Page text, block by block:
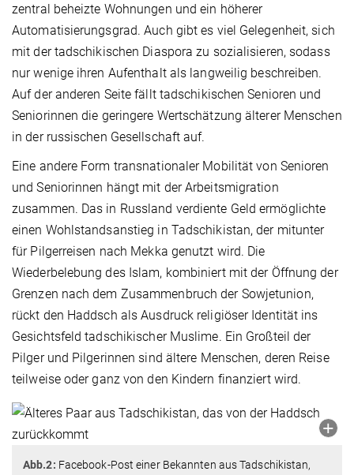
zentral beheizte Wohnungen und ein höherer
Automatisierungsgrad. Auch gibt es viel Gelegenheit, sich
mit der tadschikischen Diaspora zu sozialisieren, sodass
nur wenige ihren Aufenthalt als langweilig beschreiben.
Auf der anderen Seite fällt tadschikischen Senioren und
Seniorinnen die geringere Wertschätzung älterer Menschen
in der russischen Gesellschaft auf.
Eine andere Form transnationaler Mobilität von Senioren
und Seniorinnen hängt mit der Arbeitsmigration
zusammen. Das in Russland verdiente Geld ermöglichte
einen Wohlstandsanstieg in Tadschikistan, der mitunter
für Pilgerreisen nach Mekka genutzt wird. Die
Wiederbelebung des Islam, kombiniert mit der Öffnung der
Grenzen nach dem Zusammenbruch der Sowjetunion,
rückt den Haddsch als Ausdruck religiöser Identität ins
Gesichtsfeld tadschikischer Muslime. Ein Großteil der
Pilger und Pilgerinnen sind ältere Menschen, deren Reise
teilweise oder ganz von den Kindern finanziert wird.
Abb.2: Facebook-Post einer Bekannten aus Tadschikistan,